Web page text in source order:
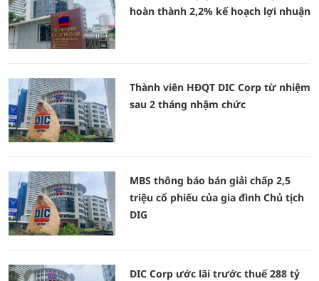
hoàn thành 2,2% kế hoạch lợi nhuận
Thành viên HĐQT DIC Corp từ nhiệm
sau 2 tháng nhậm chức
MBS thông báo bán giải chấp 2,5
triệu cổ phiếu của gia đình Chủ tịch
DIG
DIC Corp ước lãi trước thuế 288 tỷ